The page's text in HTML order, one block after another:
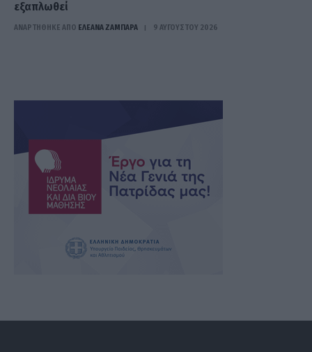
εξαπλωθεί
ΑΝΑΡΤΗΘΗΚΕ ΑΠΟ ΕΛΕΑΝΑ ΖΑΜΠΑΡΑ 9 ΑΥΓΟΎΣΤΟΥ 2026